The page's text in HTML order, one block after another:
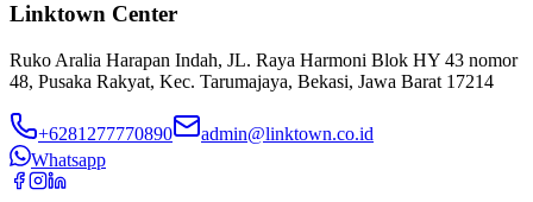
Linktown Center
Ruko Aralia Harapan Indah, JL. Raya Harmoni Blok HY 43 nomor
48, Pusaka Rakyat, Kec. Tarumajaya, Bekasi, Jawa Barat 17214
+6281277770890
admin@linktown.co.id
Whatsapp